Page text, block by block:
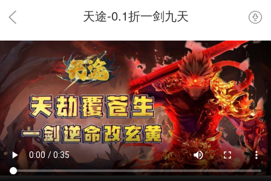
天途-0.1折一剑九天